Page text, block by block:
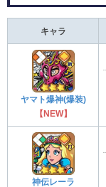
キャラ
ヤマト爆神(爆装)
【NEW】
神伝レーラ